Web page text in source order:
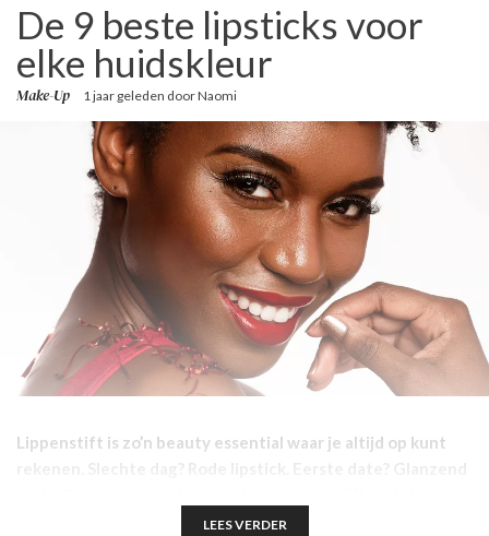
De 9 beste lipsticks voor
elke huidskleur
Make-Up 1 jaar geleden doorNaomi
Lippenstift is zo’n beauty essential waar je altijd op kunt
je lippen en je voelt je direct opgewekt. Maar ja… welke
LEES VERDER